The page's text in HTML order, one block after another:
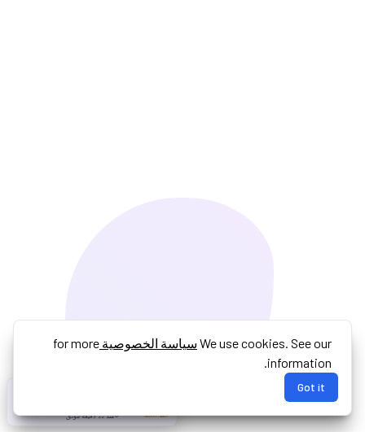
We use cookies. See our سياسة الخصوصية for more
information.
Got it